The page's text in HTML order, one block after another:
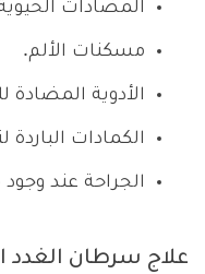
المضادات
مسكنات الألم.
الأدوية المضادة
الكمادات الباردة
الجراحة عند
علاج سرطان الغدد